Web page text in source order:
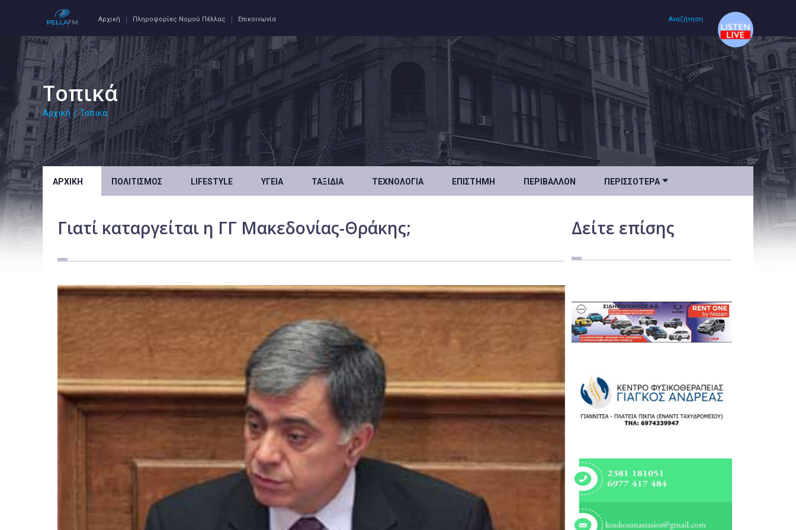
Αρχική Πληροφορίες Νομού Πέλλας Επικοινωνία Αναζήτηση
Τοπικά
Αρχική / Τοπικά
ΑΡΧΙΚΉ ΠΟΛΙΤΙΣΜΌΣ LIFESTYLE ΥΓΕΊΑ ΤΑΞΊΔΙΑ ΤΕΧΝΟΛΟΓΊΑ ΕΠΙΣΤΉΜΗ ΠΕΡΙΒΆΛΛΟΝ ΠΕΡΙΣΣΌΤΕΡΑ 
Γιατί καταργείται η ΓΓ Μακεδονίας-Θράκης; Δείτε επίσης
Αρχική
Πολιτισμός
Υγεία
Ταξίδια
Επιστήμη
Περιβάλλον
Κόσμος
Τοπικά
Πολιτική
Αθλητικά